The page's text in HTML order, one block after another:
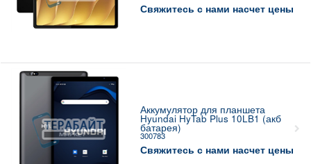
Свяжитесь с нами насчет цены
Аккумулятор для планшета
Hyundai HyTab Plus 10LB1 (акб
батарея)
300783
Свяжитесь с нами насчет цены